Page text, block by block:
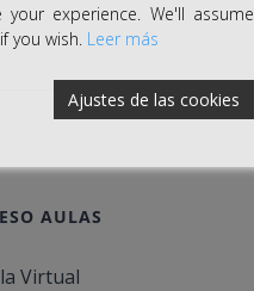
AULAS
Virtual
experience. We'll assume
you wish. Leer más
Ajustes de las cookies